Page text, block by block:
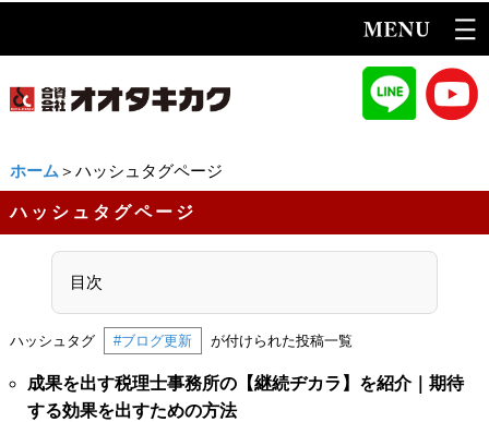
ホーム ＞ハッシュタグページ
ハッシュタグページ
目次
ハッシュタグ #ブログ更新 が付けられた投稿一覧
成果を出す税理士事務所の【継続ヂカラ】を紹介｜期待
する効果を出すための方法